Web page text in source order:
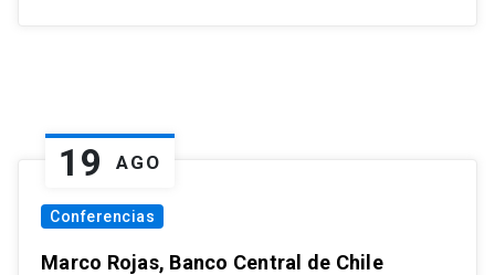
19 AGO
Conferencias
Marco Rojas, Banco Central de Chile